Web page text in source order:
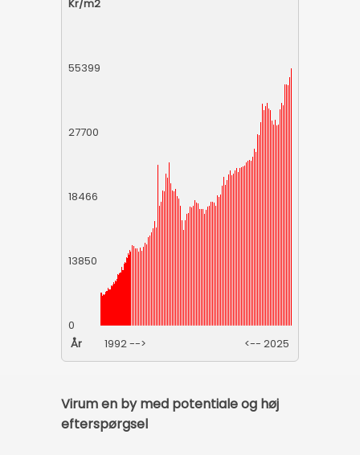
Kr/m2
55399
27700
18466
13850
0
År
1992 --> <-- 2025
Virum en by med potentiale og høj
efterspørgsel